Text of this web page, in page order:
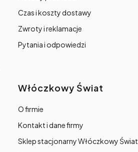
Czas i koszty dostawy
Zwroty i reklamacje
Pytania i odpowiedzi
Włóczkowy Świat
O firmie
Kontakt i dane firmy
Sklep stacjonarny Włóczkowy Świat